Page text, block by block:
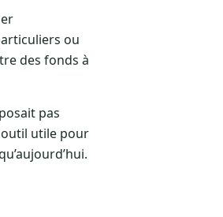
ou
des fonds à
pas
outil utile pour